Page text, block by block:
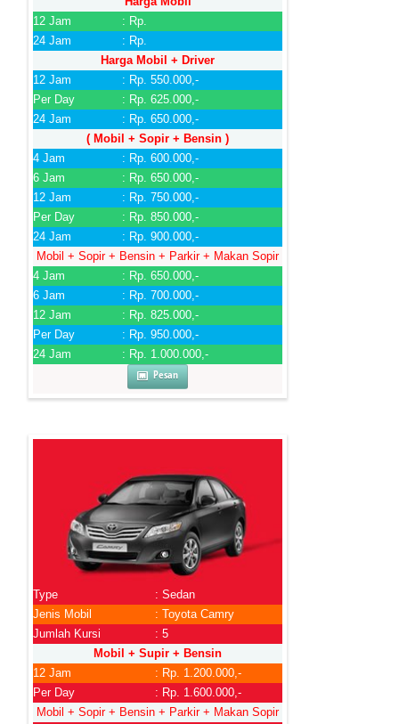
12 Jam
: Rp.
24 Jam
: Rp.
Harga Mobil + Driver
12 Jam
: Rp. 550.000,-
Per Day
: Rp. 625.000,-
24 Jam
: Rp. 650.000,-
( Mobil + Sopir + Bensin )
4 Jam
: Rp. 600.000,-
6 Jam
: Rp. 650.000,-
12 Jam
: Rp. 750.000,-
Per Day
: Rp. 850.000,-
24 Jam
: Rp. 900.000,-
Mobil + Sopir + Bensin + Parkir + Makan Sopir
4 Jam
: Rp. 650.000,-
6 Jam
: Rp. 700.000,-
12 Jam
: Rp. 825.000,-
Per Day
: Rp. 950.000,-
24 Jam
: Rp. 1.000.000,-
Pesan
Type
: Sedan
Jenis Mobil
: Toyota Camry
Jumlah Kursi
: 5
Mobil + Supir + Bensin
12 Jam
: Rp. 1.200.000,-
Per Day
: Rp. 1.600.000,-
Mobil + Sopir + Bensin + Parkir + Makan Sopir